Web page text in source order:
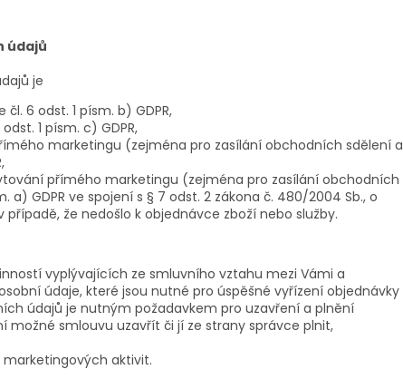
údajů
je
6 odst. 1 písm. b) GDPR,
1 písm. c) GDPR,
marketingu (zejména pro zasílání obchodních sdělení a
přímého marketingu (zejména pro zasílání obchodních
GDPR ve spojení s § 7 odst. 2 zákona č. 480/2004 Sb., o
že nedošlo k objednávce zboží nebo služby.
vyplývajících ze smluvního vztahu mezi Vámi a
údaje, které jsou nutné pro úspěšné vyřízení objednávky
údajů je nutným požadavkem pro uzavření a plnění
možné smlouvu uzavřít či jí ze strany správce plnit,
aktivit.